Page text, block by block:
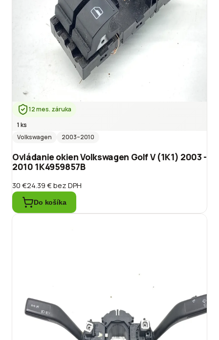
12 mes. záruka
1 ks
Volkswagen
2003–2010
Ovládanie okien Volkswagen Golf V (1K1) 2003 -
2010 1K4959857B
30 €24.39 €bez DPH
Do košíka